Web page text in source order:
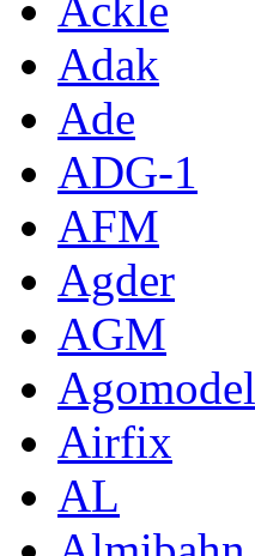
Ackle
Adak
Ade
ADG-1
AFM
Agder
AGM
Agomodel
Airfix
AL